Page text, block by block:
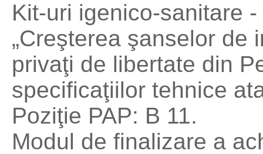
Kit-uri igenico-sanitare
„Creşterea şanselor de
privaţi de libertate din
specificaţiilor tehnice
Poziţie PAP: B 11.
Modul de finalizare a